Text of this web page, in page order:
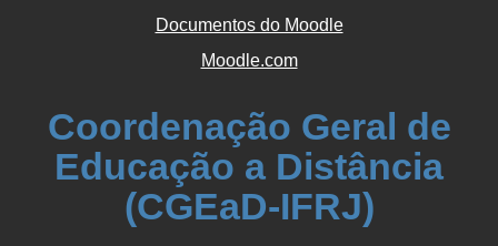
Documentos do Moodle
Moodle.com
Coordenação Geral de
Educação a Distância
(CGEaD-IFRJ)